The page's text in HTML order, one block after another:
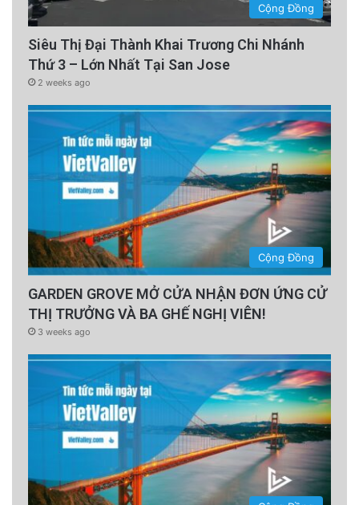
Cộng Đồng
Siêu Thị Đại Thành Khai Trương Chi Nhánh
Thứ 3 – Lớn Nhất Tại San Jose
2 weeks ago
Cộng Đồng
GARDEN GROVE MỞ CỬA NHẬN ĐƠN ỨNG CỬ
THỊ TRƯỞNG VÀ BA GHẾ NGHỊ VIÊN!
3 weeks ago